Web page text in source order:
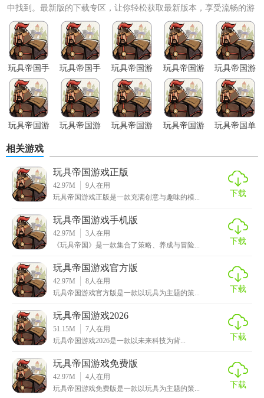
3. 成长体系：通过完成各种任务和挑战，解锁新的生产线、
提升公司等级，逐步建立强大的玩具帝国。
4. 精美画面：采用卡通风格的精美画面，为玩家营造轻松愉
悦的游戏氛围。
【玩具帝国游戏内容】
1. 研发系统：提供多种研发工具，帮助玩家创造独一无二的
2. 市场系统：模拟真实市场环境，包括消费者偏好、竞争对
手分析等。
3. 员工系统：管理员工属性、技能及培训，提升整体运营效
率。
4. 社交系统：支持玩家间互动，共同探索游戏世界。
【玩具帝国游戏用法】
1. 创建公司：选择初始资金、地点及发展方向，开始你的创
2. 研发产品：利用研发工具设计新玩具，考虑成本、材料等
因素。
3. 市场投放：制定营销策略，选择合适的销售渠道和价格策
略。
中找到。最新版的下载专区，让你轻松获取最新版本，享受流畅的游
戏体验。此外，专区还提供...
玩具帝国手
游中文版
玩具帝国手
游官方正版
玩具帝国游
戏免费版
玩具帝国游
戏正版
玩具帝国游
戏最新版
玩具帝国游
玩具帝国游
玩具帝国游
玩具帝国游
玩具帝国单
相关游戏
玩具帝国游戏正版
42.97M 9人在用
玩具帝国游戏正版是一款充满创意与趣味的模...
下载
玩具帝国游戏手机版
42.97M 3人在用
《玩具帝国》是一款集合了策略、养成与冒险...
下载
玩具帝国游戏官方版
42.97M 8人在用
玩具帝国游戏官方版是一款以玩具为主题的策...
下载
玩具帝国游戏2026
51.15M 7人在用
玩具帝国游戏2026是一款以未来科技为背...
下载
玩具帝国游戏免费版
42.97M 4人在用
玩具帝国游戏免费版是一款以玩具为主题的策...
下载